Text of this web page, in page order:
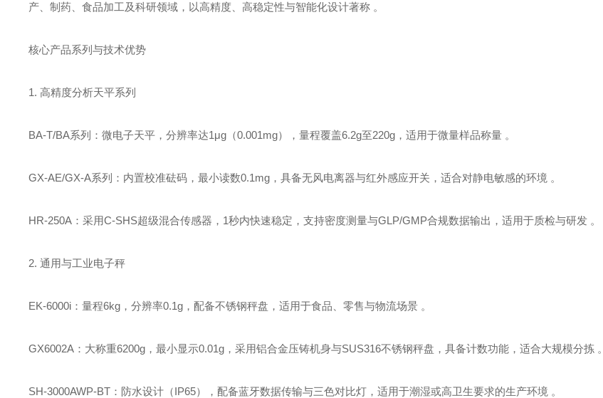
产、制药、食品加工及科研领域‌，以高精度、高稳定性与智能化设计著称 。
核心产品系列与技术优势
1. ‌高精度分析天平系列‌
‌BA-T/BA系列‌：微电子天平，分辨率达‌1μg（0.001mg）‌，量程覆盖6.2g至220g，适用于微量样品称量 。
‌GX-AE/GX-A系列‌：内置校准砝码，最小读数‌0.1mg‌，具备无风电离器与红外感应开关，适合对静电敏感的环境 。
‌HR-250A‌：采用‌C-SHS超级混合传感器‌，1秒内快速稳定，支持密度测量与GLP/GMP合规数据输出，适用于质检与研发 。
2. ‌通用与工业电子秤‌
‌EK-6000i‌：量程‌6kg‌，分辨率‌0.1g‌，配备不锈钢秤盘，适用于食品、零售与物流场景 。
‌GX6002A‌：大称重‌6200g‌，最小显示‌0.01g‌，采用铝合金压铸机身与SUS316不锈钢秤盘，具备计数功能，适合大规模分拣 。
‌SH-3000AWP-BT‌：防水设计（IP65），配备蓝牙数据传输与三色对比灯，适用于潮湿或高卫生要求的生产环境 。